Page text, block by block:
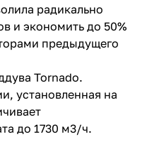
радикально
и экономить до 50%
предыдущего
Tornado.
установленная на
до 1730 м3/ч.
раз в 2 недели